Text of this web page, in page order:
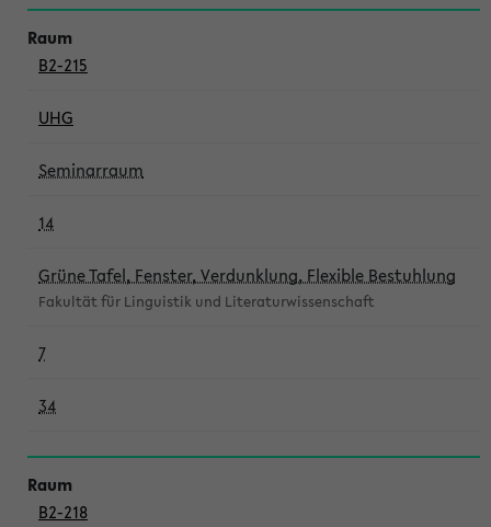
B2-215
UHG
Seminarraum
14
Grüne Tafel, Fenster, Verdunklung, Flexible Bestuhlung
Fakultät für Linguistik und Literaturwissenschaft
7
34
B2-218